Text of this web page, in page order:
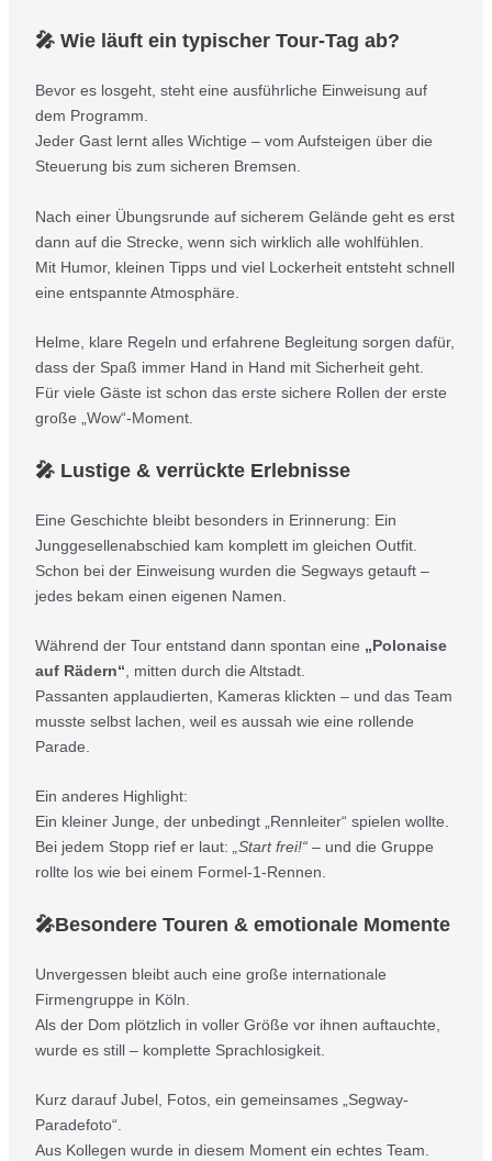
🎤 Wie läuft ein typischer Tour-Tag ab?
Bevor es losgeht, steht eine ausführliche Einweisung auf
dem Programm.
Jeder Gast lernt alles Wichtige – vom Aufsteigen über die
Steuerung bis zum sicheren Bremsen.
Nach einer Übungsrunde auf sicherem Gelände geht es erst
dann auf die Strecke, wenn sich wirklich alle wohlfühlen.
Mit Humor, kleinen Tipps und viel Lockerheit entsteht schnell
eine entspannte Atmosphäre.
Helme, klare Regeln und erfahrene Begleitung sorgen dafür,
dass der Spaß immer Hand in Hand mit Sicherheit geht.
Für viele Gäste ist schon das erste sichere Rollen der erste
große „Wow“-Moment.
🎤 Lustige & verrückte Erlebnisse
Eine Geschichte bleibt besonders in Erinnerung: Ein
Junggesellenabschied kam komplett im gleichen Outfit.
Schon bei der Einweisung wurden die Segways getauft –
jedes bekam einen eigenen Namen.
Während der Tour entstand dann spontan eine „Polonaise
auf Rädern“ , mitten durch die Altstadt.
Passanten applaudierten, Kameras klickten – und das Team
musste selbst lachen, weil es aussah wie eine rollende
Parade.
Ein anderes Highlight:
Ein kleiner Junge, der unbedingt „Rennleiter“ spielen wollte.
Bei jedem Stopp rief er laut: „Start frei!“– und die Gruppe
rollte los wie bei einem Formel-1-Rennen.
🎤Besondere Touren & emotionale Momente
Unvergessen bleibt auch eine große internationale
Firmengruppe in Köln.
Als der Dom plötzlich in voller Größe vor ihnen auftauchte,
wurde es still – komplette Sprachlosigkeit.
Kurz darauf Jubel, Fotos, ein gemeinsames „Segway-
Paradefoto“.
Aus Kollegen wurde in diesem Moment ein echtes Team.